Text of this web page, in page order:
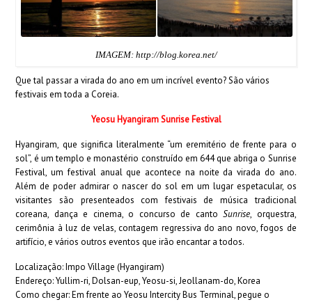
IMAGEM: http://blog.korea.net/
Que tal passar a virada do ano em um incrível evento? São vários
festivais em toda a Coreia.
Yeosu Hyangiram Sunrise Festival
Hyangiram, que significa literalmente “um eremitério de frente para o
sol”, é um templo e monastério construído em 644 que abriga o Sunrise
Festival, um festival anual que acontece na noite da virada do ano.
Além de poder admirar o nascer do sol em um lugar espetacular, os
visitantes são presenteados com festivais de música tradicional
coreana, dança e cinema, o concurso de cantoSunrise, orquestra,
cerimônia à luz de velas, contagem regressiva do ano novo, fogos de
artifício, e vários outros eventos que irão encantar a todos.
Localização: Impo Village (Hyangiram)
Endereço: Yullim-ri, Dolsan-eup, Yeosu-si, Jeollanam-do, Korea
Como chegar: Em frente ao Yeosu Intercity Bus Terminal, pegue o